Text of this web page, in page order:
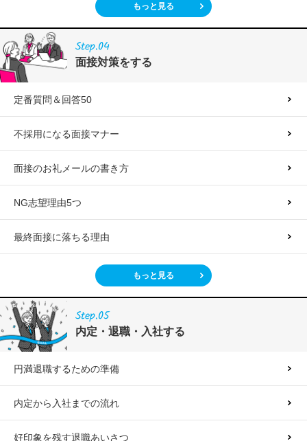
もっと見る
面接対策をする
定番質問＆回答50
不採用になる面接マナー
面接のお礼メールの書き方
NG志望理由5つ
最終面接に落ちる理由
もっと見る
内定・退職・入社する
円満退職するための準備
内定から入社までの流れ
好印象を残す退職あいさつ